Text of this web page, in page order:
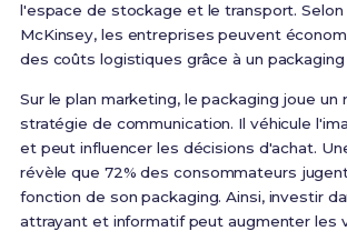
l'espace de stockage et le transport.
McKinsey, les entreprises peuvent
des coûts logistiques grâce à un
Sur le plan marketing, le packaging joue un
stratégie de communication. Il véhicule
et peut influencer les décisions d'achat.
révèle que 72% des consommateurs
fonction de son packaging. Ainsi, investir
attrayant et informatif peut augmenter les